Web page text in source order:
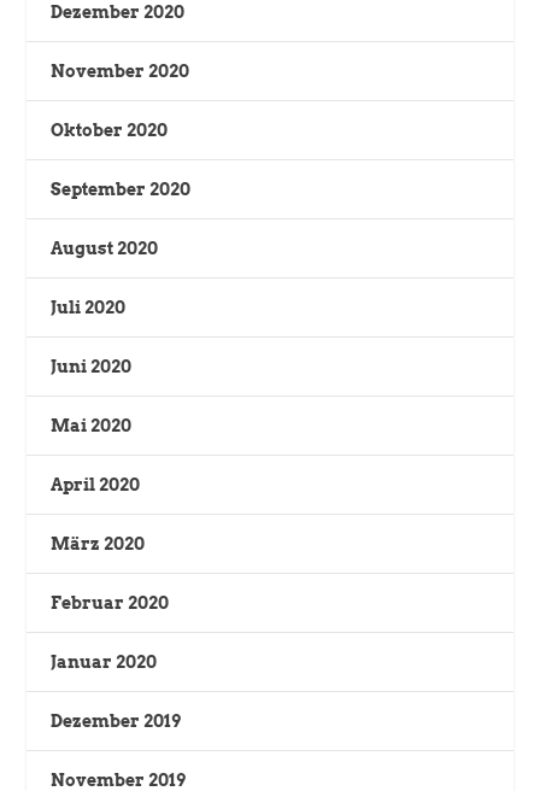
Dezember 2020
November 2020
Oktober 2020
September 2020
August 2020
Juli 2020
Juni 2020
Mai 2020
April 2020
März 2020
Februar 2020
Januar 2020
Dezember 2019
November 2019